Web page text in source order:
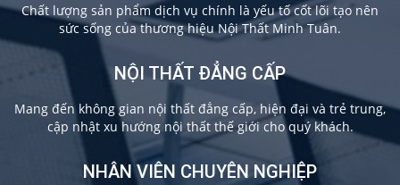
Chất lượng sản phẩm dịch vụ chính là yếu tố cốt lõi tạo nên
sức sống của thương hiệu Nội Thất Minh Tuân.
NỘI THẤT ĐẲNG CẤP
Mang đến không gian nội thất đẳng cấp, hiện đại và trẻ trung,
cập nhật xu hướng nội thất thế giới cho quý khách.
NHÂN VIÊN CHUYÊN NGHIỆP